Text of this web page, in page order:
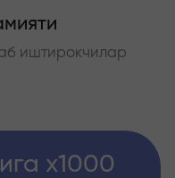
иштирокчилар
x1000